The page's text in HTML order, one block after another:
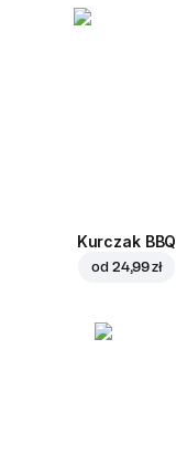
Kurczak BBQ
od 24,99 zł